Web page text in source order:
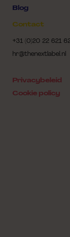
Blog
Contact
+31 (0)20 22 621
hr@thenextlabel.nl
Privacybeleid
Cookie policy